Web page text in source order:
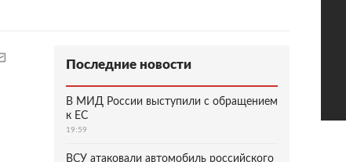
Последние новости
В МИД России выступили с обращением
к ЕС
19:59
ВСУ атаковали автомобиль российского